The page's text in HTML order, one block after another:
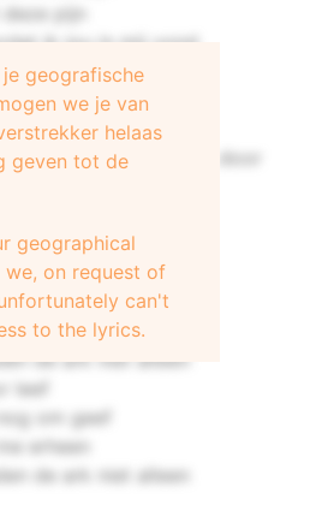
pijn
ik jou in mij vond
weggegaan
me dicht gedaan
er naast
meer terug, kan ga ik door
ga ik door
nieuw begin
leef
om geef
erheen
de ark niet alleen
leef
om geef
erheen
de ark niet alleen
geografische
we je van
helaas
geven tot de
geographical
on request of
can't
to the lyrics.